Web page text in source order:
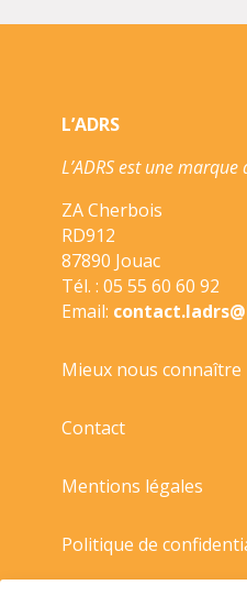
L’ADRS
L’ADRS est une marque
ZA Cherbois
RD912
87890 Jouac
Tél. : 05 55 60 60 92
Email:
Mieux nous connaître
Contact
Mentions légales
Politique de